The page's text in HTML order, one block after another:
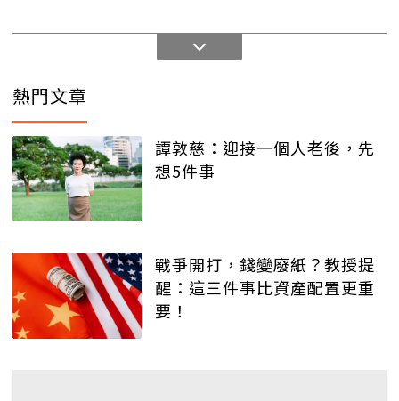
熱門文章
譚敦慈：迎接一個人老後，先
想5件事
戰爭開打，錢變廢紙？教授提
醒：這三件事比資產配置更重
要！